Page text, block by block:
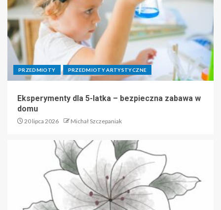
PRZEDMIOTY PRZEDMIOTY ARTYSTYCZNE
Eksperymenty dla 5-latka – bezpieczna zabawa w
domu
20 lipca 2026 Michał Szczepaniak